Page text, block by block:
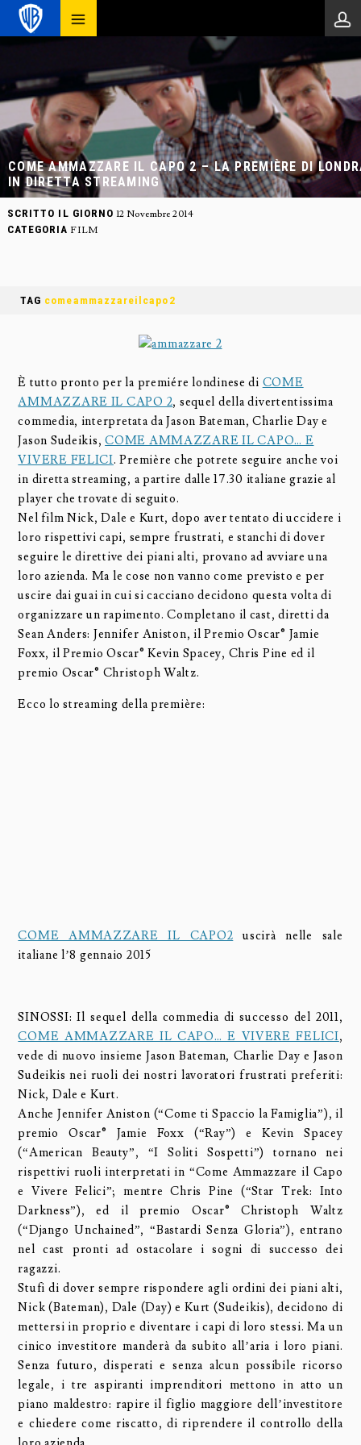
COME AMMAZZARE IL CAPO 2 – LA PREMIÈRE DI
IN DIRETTA STREAMING
SCRITTO IL GIORNO 12 Novembre 2014
CATEGORIA FILM
TAG comeammazzareilcapo2
È tutto pronto per la premiére londinese di COME
AMMAZZARE IL CAPO 2, sequel della divertentissima
commedia, interpretata da Jason Bateman, Charlie Day e
Jason Sudeikis,COME AMMAZZARE IL CAPO… E
VIVERE FELICI. Première che potrete seguire anche voi
in diretta streaming, a partire dalle 17.30 italiane grazie al
player che trovate di seguito.
Nel film Nick, Dale e Kurt, dopo aver tentato di uccidere i
loro rispettivi capi, sempre frustrati, e stanchi di dover
seguire le direttive dei piani alti, provano ad avviare una
loro azienda. Ma le cose non vanno come previsto e per
uscire dai guai in cui si cacciano decidono questa volta di
organizzare un rapimento. Completano il cast, diretti da
Sean Anders: Jennifer Aniston, il Premio Oscar® Jamie
Foxx, il Premio Oscar® Kevin Spacey, Chris Pine ed il
premio Oscar® Christoph Waltz.
Ecco lo streaming della première:
COME AMMAZZARE IL CAPO2 uscirà nelle sale
italiane l’8 gennaio 2015
SINOSSI: Il sequel della commedia di successo del 2011,
COME AMMAZZARE IL CAPO… E VIVERE FELICI,
vede di nuovo insieme Jason Bateman, Charlie Day e Jason
Sudeikis nei ruoli dei nostri lavoratori frustrati preferiti:
Nick, Dale e Kurt.
Anche Jennifer Aniston (“Come ti Spaccio la Famiglia”), il
premio Oscar® Jamie Foxx (“Ray”) e Kevin Spacey
(“American Beauty”, “I Soliti Sospetti”) tornano nei
rispettivi ruoli interpretati in “Come Ammazzare il Capo
e Vivere Felici”; mentre Chris Pine (“Star Trek: Into
Darkness”), ed il premio Oscar® Christoph Waltz
(“Django Unchained”, “Bastardi Senza Gloria”), entrano
nel cast pronti ad ostacolare i sogni di successo dei
ragazzi.
Stufi di dover sempre rispondere agli ordini dei piani alti,
Nick (Bateman), Dale (Day) e Kurt (Sudeikis), decidono di
mettersi in proprio e diventare i capi di loro stessi. Ma un
cinico investitore manderà da subito all’aria i loro piani.
Senza futuro, disperati e senza alcun possibile ricorso
legale, i tre aspiranti imprenditori mettono in atto un
piano maldestro: rapire il figlio maggiore dell’investitore
e chiedere come riscatto, di riprendere il controllo della